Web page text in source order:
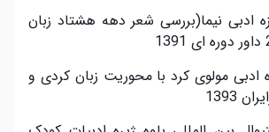
ادبی نیما(بررسی شعر دهه هشتاد زبان
مولوی کرد با محوریت زبان کردی و
1393